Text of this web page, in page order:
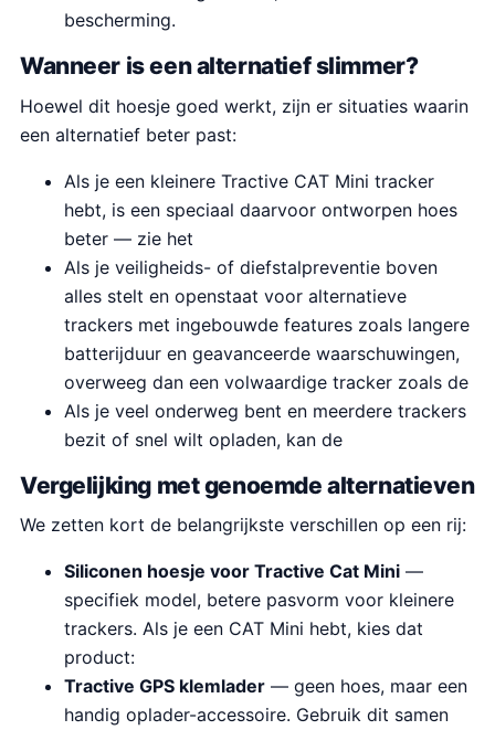
bescherming.
Wanneer is een alternatief slimmer?
Hoewel dit hoesje goed werkt, zijn er situaties waarin
een alternatief beter past:
Als je een kleinere Tractive CAT Mini tracker
hebt, is een speciaal daarvoor ontworpen hoes
beter — zie het
Als je veiligheids- of diefstalpreventie boven
alles stelt en openstaat voor alternatieve
trackers met ingebouwde features zoals langere
batterijduur en geavanceerde waarschuwingen,
overweeg dan een volwaardige tracker zoals de
Als je veel onderweg bent en meerdere trackers
bezit of snel wilt opladen, kan de
Vergelijking met genoemde alternatieven
We zetten kort de belangrijkste verschillen op een rij:
Siliconen hoesje voor Tractive Cat Mini —
specifiek model, betere pasvorm voor kleinere
trackers. Als je een CAT Mini hebt, kies dat
product:
Tractive GPS klemlader — geen hoes, maar een
handig oplader-accessoire. Gebruik dit samen